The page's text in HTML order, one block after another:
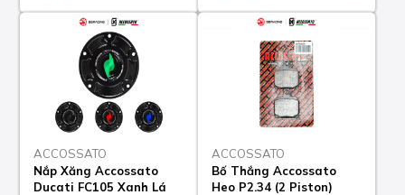
ACCOSSATO
Nắp Xăng Accossato
Ducati FC105 Xanh Lá
ACCOSSATO
Bố Thắng Accossato
Heo P2.34 (2 Piston)